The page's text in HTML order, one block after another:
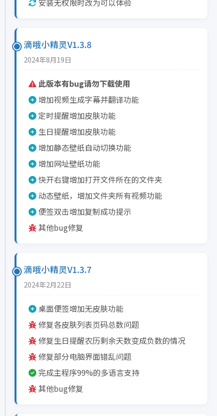
安装无权限时改为可以体验
滴哦小精灵V1.3.8
2024年8月19日
此版本有bug请勿下载使用
增加视频生成字幕并翻译功能
定时提醒增加皮肤功能
生日提醒增加皮肤功能
增加静态壁纸自动切换功能
增加网址壁纸功能
快开右键增加打开文件所在的文件夹
动态壁纸，增加文件夹所有视频功能
便签双击增加复制成功提示
其他bug修复
滴哦小精灵V1.3.7
2024年2月22日
桌面便签增加无皮肤功能
修复各皮肤列表页码总数问题
修复生日提醒农历剩余天数变成负数的情况
修复部分电脑界面错乱问题
完成主程序99%的多语言支持
其他bug修复